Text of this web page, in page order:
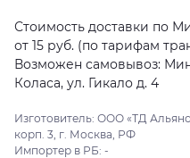
Стоимость доставки по
от 15 руб. (по тарифам
Возможен самовывоз:
Коласа, ул. Гикало д. 4
Изготовитель: ООО «ТД
корп. 3, г. Москва, РФ
Импортер в РБ: -